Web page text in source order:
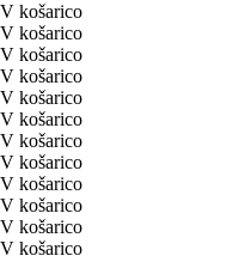
V košarico
V košarico
V košarico
V košarico
V košarico
V košarico
V košarico
V košarico
V košarico
V košarico
V košarico
V košarico